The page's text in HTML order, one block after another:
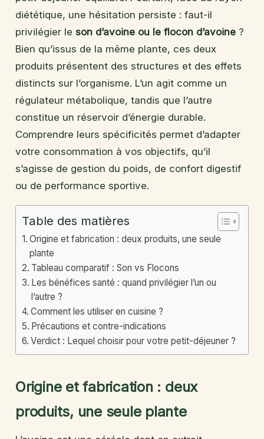
diététique, une hésitation persiste : faut-il
privilégier le son d’avoine ou le flocon d’avoine ?
Bien qu’issus de la même plante, ces deux
produits présentent des structures et des effets
distincts sur l’organisme. L’un agit comme un
régulateur métabolique, tandis que l’autre
constitue un réservoir d’énergie durable.
Comprendre leurs spécificités permet d’adapter
votre consommation à vos objectifs, qu’il
s’agisse de gestion du poids, de confort digestif
ou de performance sportive.
Table des matières
Origine et fabrication : deux produits, une seule
plante
Tableau comparatif : Son vs Flocons
Les bénéfices santé : quand privilégier l’un ou
l’autre ?
Comment les utiliser en cuisine ?
Précautions et contre-indications
Verdict : Lequel choisir pour votre petit-déjeuner ?
Origine et fabrication : deux
produits, une seule plante